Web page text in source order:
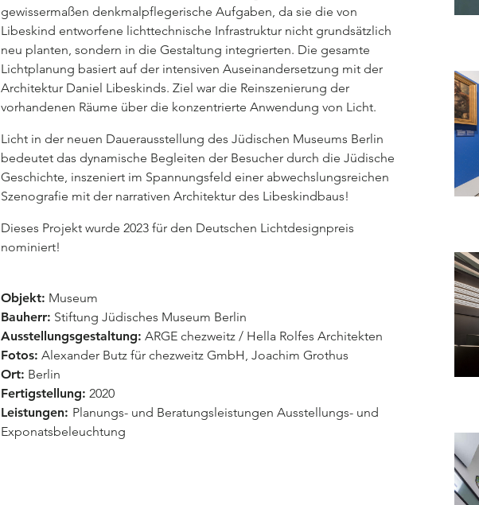
gewissermaßen denkmalpflegerische Aufgaben, da sie die von
Libeskind entworfene lichttechnische Infrastruktur nicht grundsätzlich
neu planten, sondern in die Gestaltung integrierten. Die gesamte
Lichtplanung basiert auf der intensiven Auseinandersetzung mit der
Architektur Daniel Libeskinds. Ziel war die Reinszenierung der
vorhandenen Räume über die konzentrierte Anwendung von Licht.
Licht in der neuen Dauerausstellung des Jüdischen Museums Berlin
bedeutet das dynamische Begleiten der Besucher durch die Jüdische
Geschichte, inszeniert im Spannungsfeld einer abwechslungsreichen
Szenografie mit der narrativen Architektur des Libeskindbaus!
Dieses Projekt wurde 2023 für den Deutschen Lichtdesignpreis
nominiert!
Objekt: Museum
Bauherr: Stiftung Jüdisches Museum Berlin
Ausstellungsgestaltung: ARGE chezweitz / Hella Rolfes Architekten
Fotos: Alexander Butz für chezweitz GmbH, Joachim Grothus
Ort: Berlin
Fertigstellung: 2020
Leistungen: Planungs- und Beratungsleistungen Ausstellungs- und
Exponatsbeleuchtung